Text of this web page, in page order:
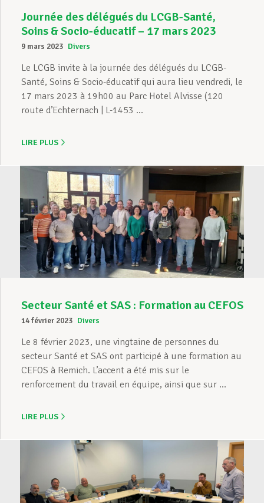
Journée des délégués du LCGB-Santé,
Soins & Socio-éducatif – 17 mars 2023
9 mars 2023 Divers
Le LCGB invite à la journée des délégués du LCGB-
Santé, Soins & Socio-éducatif qui aura lieu vendredi, le
17 mars 2023 à 19h00 au Parc Hotel Alvisse (120
route d’Echternach | L-1453 ...
LIRE PLUS
Secteur Santé et SAS : Formation au CEFOS
14 février 2023 Divers
Le 8 février 2023, une vingtaine de personnes du
secteur Santé et SAS ont participé à une formation au
CEFOS à Remich. L’accent a été mis sur le
renforcement du travail en équipe, ainsi que sur ...
LIRE PLUS